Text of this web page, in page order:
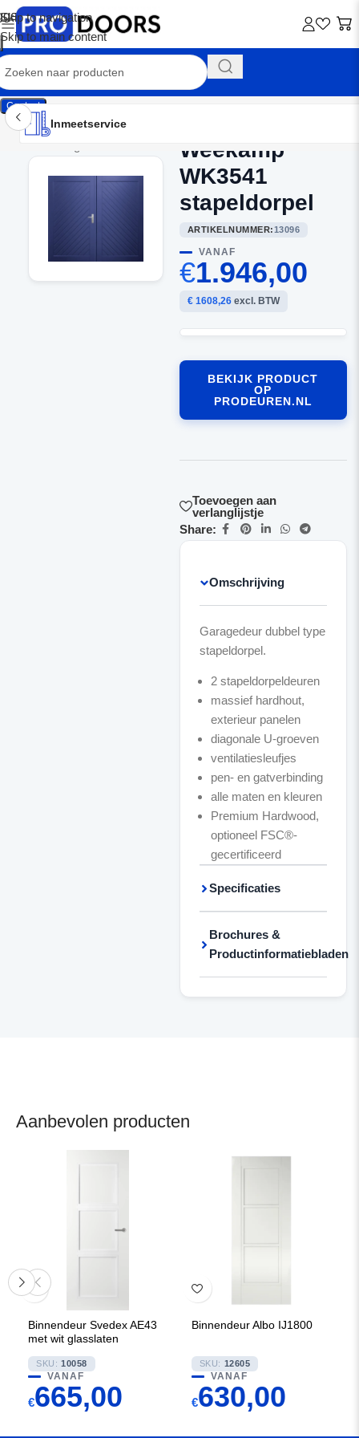
Skip to navigation
Skip to main content
Contact
Inmeetservice
Montageservice
Advies op maat
Showroom
Inmeetservice
Weekamp
WK3541
stapeldorpel
ARTIKELNUMMER:13096
VANAF
€1.946,00
€ 1608,26excl. BTW
BEKIJK PRODUCT
OP
PRODEUREN.NL
Toevoegen aan
verlanglijstje
Share:
Omschrijving
Garagedeur dubbel type
2 stapeldorpeldeuren
massief hardhout,
exterieur panelen
diagonale U-groeven
ventilatiesleufjes
pen- en gatverbinding
alle maten en kleuren
Premium Hardwood,
optioneel FSC®-
gecertificeerd
Specificaties
Brochures &
Productinformatiebladen
Aanbevolen producten
Binnendeur Svedex AE43
met wit glasslaten
SKU: 10058
VANAF
€665,00
Binnendeur Albo IJ1800
SKU: 12605
VANAF
€630,00